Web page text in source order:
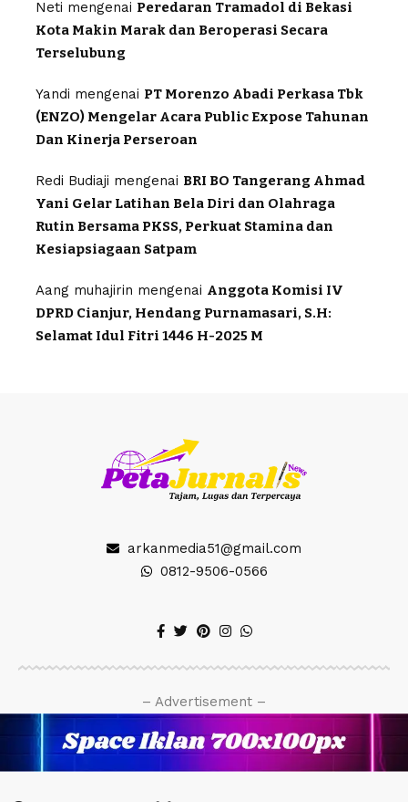
Neti mengenai Peredaran Tramadol di Bekasi
Kota Makin Marak dan Beroperasi Secara
Terselubung
Yandi mengenai PT Morenzo Abadi Perkasa Tbk
(ENZO) Mengelar Acara Public Expose Tahunan
Dan Kinerja Perseroan
Redi Budiaji mengenai BRI BO Tangerang Ahmad
Yani Gelar Latihan Bela Diri dan Olahraga
Rutin Bersama PKSS, Perkuat Stamina dan
Kesiapsiagaan Satpam
Aang muhajirin mengenai Anggota Komisi IV
DPRD Cianjur, Hendang Purnamasari, S.H:
Selamat Idul Fitri 1446 H-2025 M
arkanmedia51@gmail.com
0812-9506-0566
– Advertisement –